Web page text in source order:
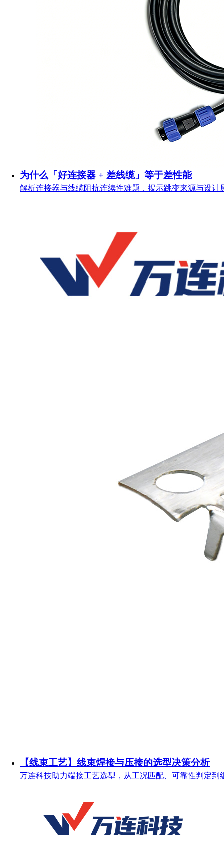
为什么「好连接器 + 差线缆」等于差性能
解析连接器与线缆阻抗连续性难题，揭示跳变来源与设计
【线束工艺】线束焊接与压接的选型决策分析
万连科技助力端接工艺选型，从工况匹配、可靠性判定到